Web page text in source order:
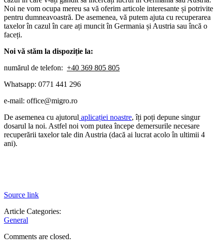
Noi ne vom ocupa mereu sa vă oferim articole interesante și potrivite
pentru dumneavoastră. De asemenea, vă putem ajuta cu recuperarea
taxelor în cazul în care ați muncit în Germania și Austria sau încă o
faceți.
Noi vă stăm la dispoziție la:
numărul de telefon: +40 369 805 805
Whatsapp: 0771 441 296
e-mail: office@migro.ro
De asemenea cu ajutorul aplicației noastre, îți poți depune singur
dosarul la noi. Astfel noi vom putea începe demersurile necesare
recuperării taxelor tale din Austria (dacă ai lucrat acolo în ultimii 4
ani).
Source link
Article Categories:
General
Comments are closed.